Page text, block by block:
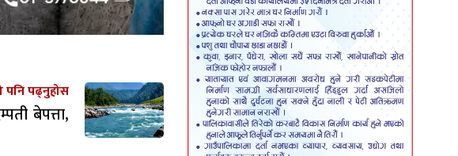
पनि पढ्नुहोस
बेपत्ता,